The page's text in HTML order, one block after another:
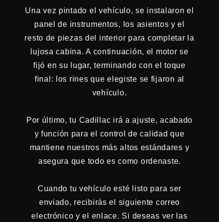
Una vez pintado el vehículo, se instalaron el
panel de instrumentos, los asientos y el
resto de piezas del interior para completar la
lujosa cabina. A continuación, el motor se
fijó en su lugar, terminando con el toque
final: los rines que elegiste se fijaron al
vehículo.
Por último, tu Cadillac irá a ajuste, acabado
y función para el control de calidad que
mantiene nuestros más altos estándares y
asegura que todo es como ordenaste.
Cuando tu vehículo esté listo para ser
enviado, recibirás el siguiente correo
electrónico y el enlace. Si deseas ver las